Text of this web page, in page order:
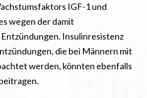
IGF-1 und
wegen der damit
Insulinresistenz
die bei Männern mit
werden, könnten ebenfalls